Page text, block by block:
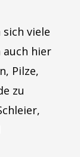
viele
auch hier
Pilze,
zu